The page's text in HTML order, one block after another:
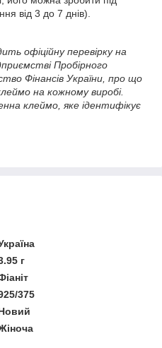
від 3 до 7 днів).
офіційну перевірку на
Пробірного
Фінансів України, про що
на кожному виробі.
клеймо, яке ідентифікує
г
375